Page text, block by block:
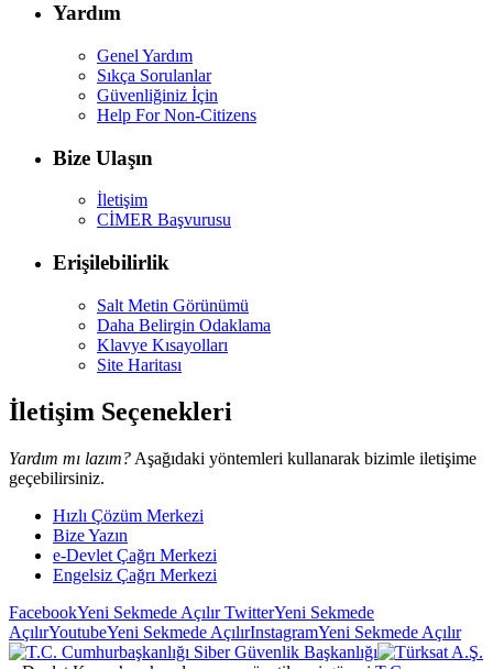
Yardım
Genel Yardım
Sıkça Sorulanlar
Güvenliğiniz İçin
Help For Non-Citizens
Bize Ulaşın
İletişim
CİMER Başvurusu
Erişilebilirlik
Salt Metin Görünümü
Daha Belirgin Odaklama
Klavye Kısayolları
Site Haritası
İletişim Seçenekleri
Yardım mı lazım? Aşağıdaki yöntemleri kullanarak bizimle iletişime
geçebilirsiniz.
Hızlı Çözüm Merkezi
Bize Yazın
e-Devlet Çağrı Merkezi
Engelsiz Çağrı Merkezi
FacebookYeni Sekmede AçılırTwitterYeni Sekmede
AçılırYoutubeYeni Sekmede AçılırInstagramYeni Sekmede Açılır